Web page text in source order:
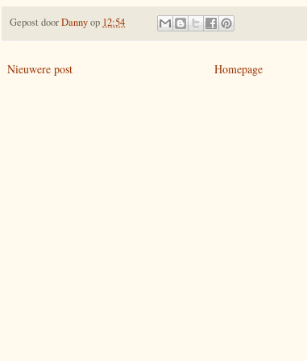
Gepost doorDannyop 12:54
Nieuwere post Homepage